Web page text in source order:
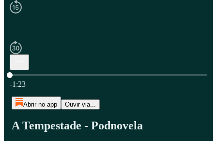
Hora atual: 0:00 / Tempo total: -1:23
-1:23
Abrir no app Ouvir via...
A Tempestade - Podnovela